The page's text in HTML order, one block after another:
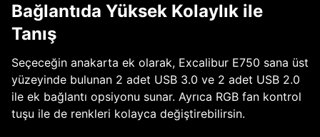
Bağlantıda Yüksek Kolaylık ile
Tanış
Seçeceğin anakarta ek olarak, Excalibur E750 sana üst
yüzeyinde bulunan 2 adet USB 3.0 ve 2 adet USB 2.0
ile ek bağlantı opsiyonu sunar. Ayrıca RGB fan kontrol
tuşu ile de renkleri kolayca değiştirebilirsin.